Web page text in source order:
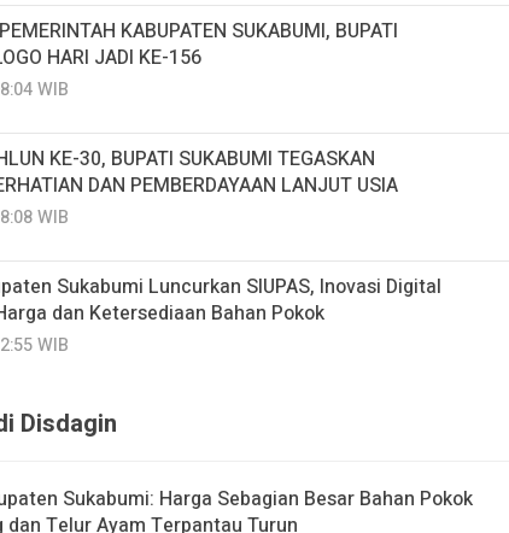
KABUPATEN SUKABUMI, BUPATI
HARI JADI KE-156
WIB
KE-30, BUPATI SUKABUMI TEGASKAN
DAN PEMBERDAYAAN LANJUT USIA
WIB
Sukabumi Luncurkan SIUPAS, Inovasi Digital
dan Ketersediaan Bahan Pokok
WIB
Disdagin
Sukabumi: Harga Sebagian Besar Bahan Pokok
dan Telur Ayam Terpantau Turun